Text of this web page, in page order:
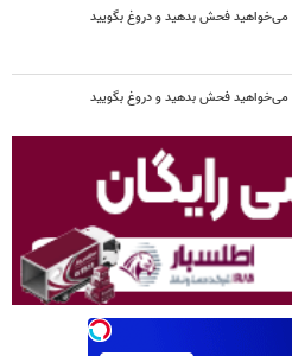
فحش بدهید و دروغ بگویید
فحش بدهید و دروغ بگویید